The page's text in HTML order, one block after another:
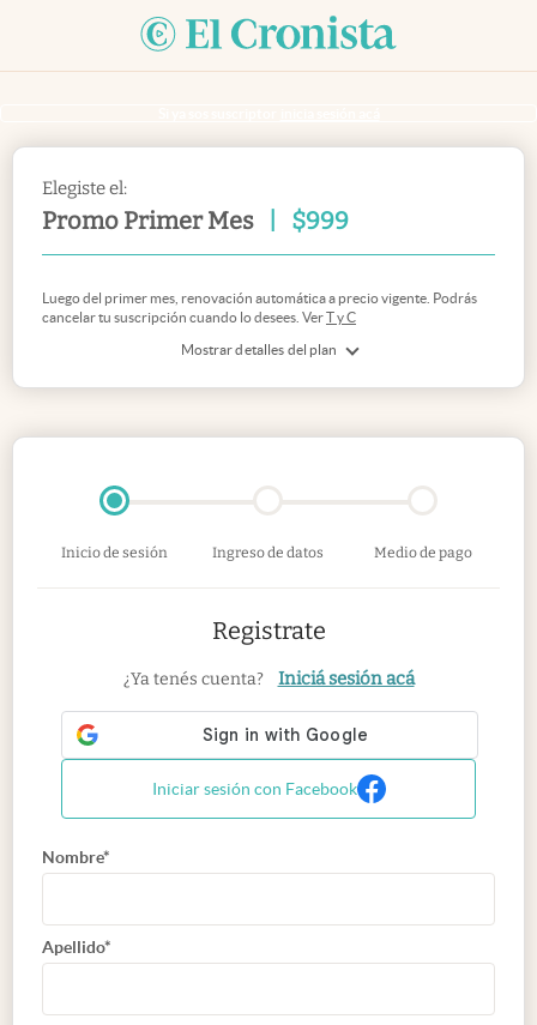
Elegiste el:
Promo Primer Mes $999
Mostrar detalles del plan
Luego del primer mes, renovación automática a precio vigente. Podrás
cancelar tu suscripción cuando lo desees. VerT y C
Inicio de sesión Ingreso de datos Medio de pago
Registrate
¿Ya tenés cuenta? Iniciá sesión acá
Iniciar sesión con Facebook
Nombre*
Apellido*